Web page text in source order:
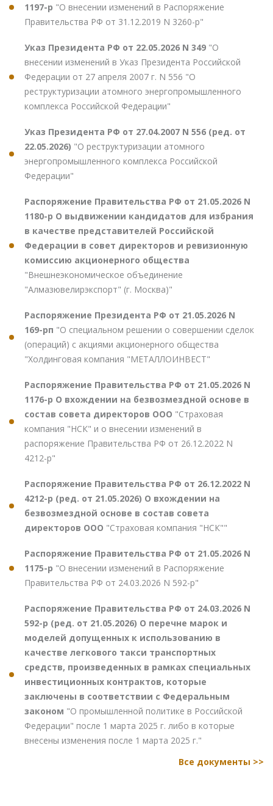
1197-р "О внесении изменений в Распоряжение
Правительства РФ от 31.12.2019 N 3260-р"
Указ Президента РФ от 22.05.2026 N 349 "О
внесении изменений в Указ Президента Российской
Федерации от 27 апреля 2007 г. N 556 "О
реструктуризации атомного энергопромышленного
комплекса Российской Федерации"
Указ Президента РФ от 27.04.2007 N 556 (ред. от
22.05.2026) "О реструктуризации атомного
энергопромышленного комплекса Российской
Федерации"
Распоряжение Правительства РФ от 21.05.2026 N
1180-р О выдвижении кандидатов для избрания
в качестве представителей Российской
Федерации в совет директоров и ревизионную
комиссию акционерного общества
"Внешнеэкономическое объединение
"Алмазювелирэкспорт" (г. Москва)"
Распоряжение Президента РФ от 21.05.2026 N
169-рп "О специальном решении о совершении сделок
(операций) с акциями акционерного общества
"Холдинговая компания "МЕТАЛЛОИНВЕСТ"
Распоряжение Правительства РФ от 21.05.2026 N
1176-р О вхождении на безвозмездной основе в
состав совета директоров ООО "Страховая
компания "НСК" и о внесении изменений в
распоряжение Правительства РФ от 26.12.2022 N
4212-р"
Распоряжение Правительства РФ от 26.12.2022 N
4212-р (ред. от 21.05.2026) О вхождении на
безвозмездной основе в состав совета
директоров ООО "Страховая компания "НСК""
Распоряжение Правительства РФ от 21.05.2026 N
1175-р "О внесении изменений в Распоряжение
Правительства РФ от 24.03.2026 N 592-р"
Распоряжение Правительства РФ от 24.03.2026 N
592-р (ред. от 21.05.2026) О перечне марок и
моделей допущенных к использованию в
качестве легкового такси транспортных
средств, произведенных в рамках специальных
инвестиционных контрактов, которые
заключены в соответствии с Федеральным
законом "О промышленной политике в Российской
Федерации" после 1 марта 2025 г. либо в которые
внесены изменения после 1 марта 2025 г."
Все документы >>